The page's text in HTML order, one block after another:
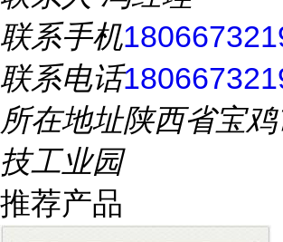
联系手机
联系电话
所在地址陕西省宝
技工业园
推荐产品